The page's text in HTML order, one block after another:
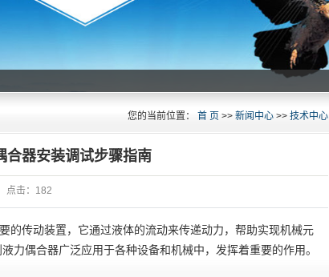
您的当前位置： 首 页 >> 新闻中心>> 技术中心
合器安装调试步骤指南
点击： 182
的传动装置，它通过液体的流动来传递动力，帮助实现机械元
力偶合器广泛应用于各种设备和机械中，发挥着重要的作用。